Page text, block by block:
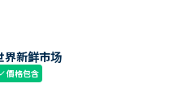
界新鲜市场
價格包含